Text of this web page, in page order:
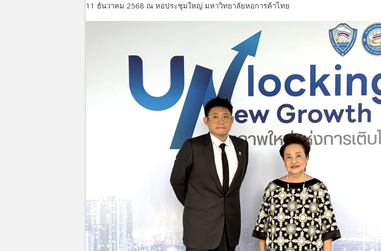
11 ธันวาคม 2568 ณ หอประชุมใหญ่ มหาวิทยาลัยหอการค้าไทย